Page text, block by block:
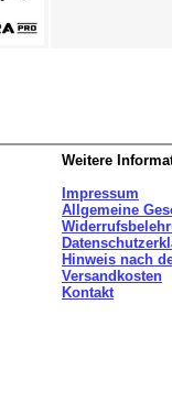
Weitere
Impressum
Allgemeine
Hinweis nach
Versandkosten
Kontakt